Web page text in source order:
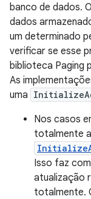
banco de dados.
dados
um determinado
verificar se esse
biblioteca Paging
As
uma
Nos casos
totalmente
Isso faz
atualização
totalmente.